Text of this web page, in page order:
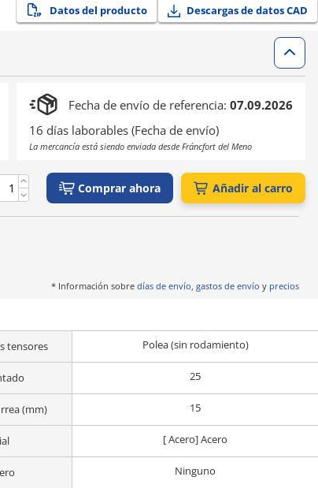
Datos del producto Descargas de datos CAD
Fecha de envío de referencia: 07.09.2026
16 días laborables (Fecha de envío)
La mercancía está siendo enviada desde Fráncfort del Meno
Comprar ahora Añadir al carro
* Información sobre días de envío, gastos de envío y precios
tensores Polea (sin rodamiento)
25
(mm) 15
[ Acero] Acero
Ninguno